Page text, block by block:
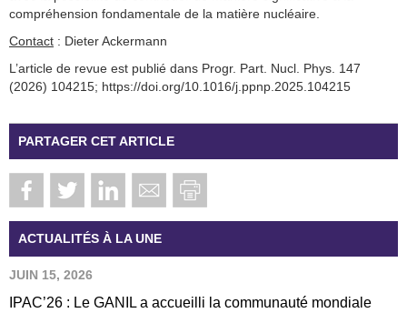
PARTAGER CET ARTICLE
ACTUALITÉS À LA UNE
JUIN 15, 2026
IPAC’26 : Le GANIL a accueilli la communauté mondiale
compréhension fondamentale de la matière nucléaire.
Contact : Dieter Ackermann
L’article de revue est publié dans Progr. Part. Nucl. Phys. 147
(2026) 104215; https://doi.org/10.1016/j.ppnp.2025.104215